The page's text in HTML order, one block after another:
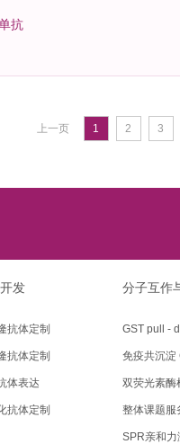
抗
上一页 1 2 3
发
抗体定制
抗体定制
体表达
抗体定制
分子互作
GST pull -
免疫共沉淀
双荧光素酶
整体课题服
SPR亲和力